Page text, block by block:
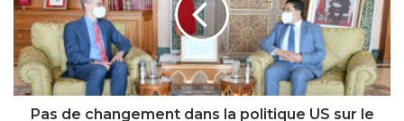
la
politique
US
sur
le
Sahara,
Pas de changement dans la politique US sur le